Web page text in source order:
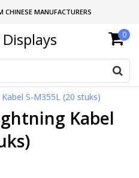
CHINESE MANUFACTURERS
OR NETHERLANDS
SHIPPING
0
S-M355L (20 stuks)
Kabel